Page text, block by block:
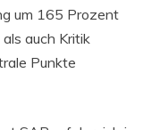
um 165 Prozent
auch Kritik
Punkte